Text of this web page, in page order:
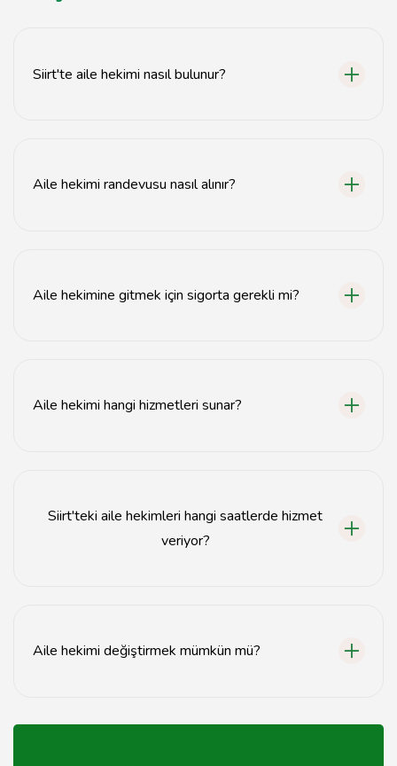
Siirt'te aile hekimi nasıl bulunur?
Aile hekimi randevusu nasıl alınır?
Aile hekimine gitmek için sigorta gerekli mi?
Aile hekimi hangi hizmetleri sunar?
Siirt'teki aile hekimleri hangi saatlerde hizmet
veriyor?
Aile hekimi değiştirmek mümkün mü?
işlemi Sağlık Bakanlığı'nın belirlediği prosedürlere göre